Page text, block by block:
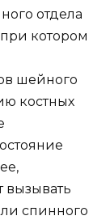
отдела
котором
шейного
костных
спинного